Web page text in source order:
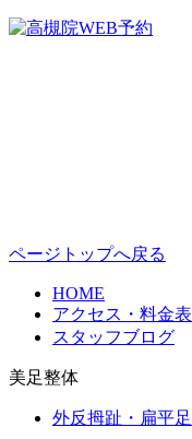
ページトップへ戻る
HOME
アクセス・料金表
スタッフブログ
美足整体
外反拇趾・扁平足